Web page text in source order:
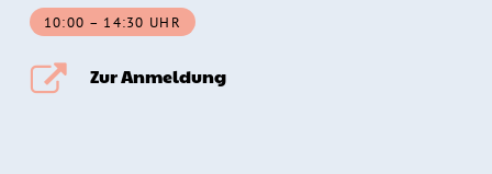
10:00 – 14:30 UHR
Zur Anmeldung